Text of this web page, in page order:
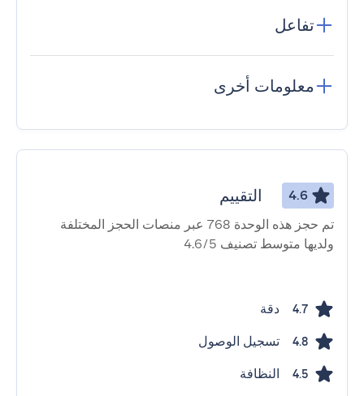
تفاعل
معلومات أخرى
4.6 التقييم
تم حجز هذه الوحدة 768 عبر منصات الحجز المختلفة
ولديها متوسط ​​تصنيف 4.6/5
4.7 دقة
4.8 تسجيل الوصول
4.5 النظافة